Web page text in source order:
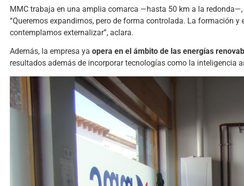
MMC trabaja en una amplia comarca —hasta 50 km a la
“Queremos expandirnos, pero de forma controlada. La formación
contemplamos externalizar”, aclara.
Además, la empresa ya opera en el ámbito de las energías
resultados además de incorporar tecnologías como la inteligencia